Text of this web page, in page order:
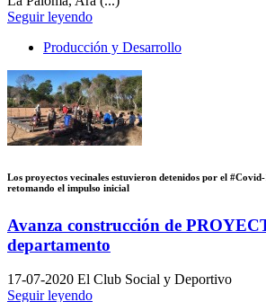
Seguir leyendo
Producción y Desarrollo
Los proyectos vecinales estuvieron detenidos por el
retomando el impulso inicial
Avanza construcción de
departamento
17-07-2020 El Club Social y Deportivo
Seguir leyendo